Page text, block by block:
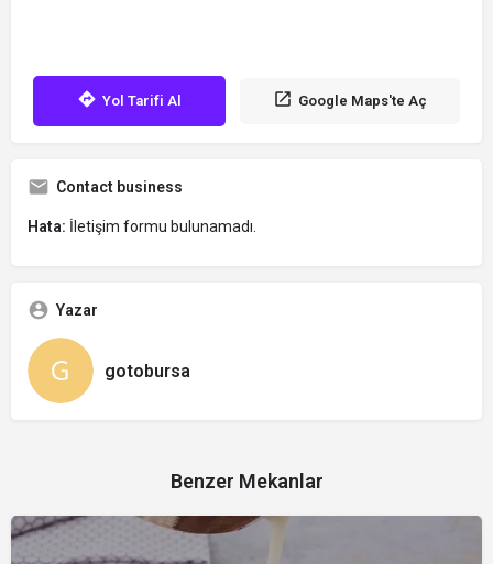
Yol Tarifi Al Google Maps'te Aç
Contact business
Hata: İletişim formu bulunamadı.
Yazar
gotobursa
Benzer Mekanlar